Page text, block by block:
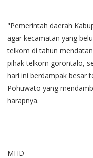
"Pemerintah daerah
agar kecamatan yang
telkom di tahun
pihak telkom gorontalo,
hari ini berdampak besar
Pohuwato yang
harapnya.
MHD